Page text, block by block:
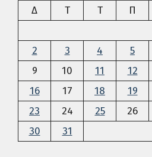
ΔΔευτέρα
ΤΤρίτη ΤΤετάρτη
Π
2
3 4 5
9
10 11 12
16
17 18 19
23
24 25 26
30
31